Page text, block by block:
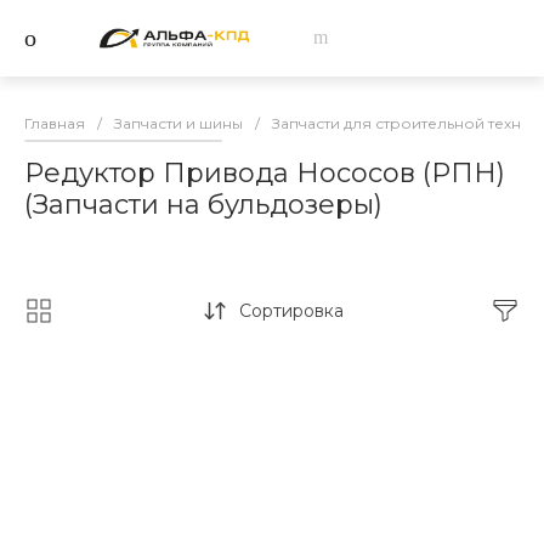
Главная / Запчасти и шины / Запчасти для строительной
Редуктор Привода Нососов (РПН)
(Запчасти на бульдозеры)
Сортировка